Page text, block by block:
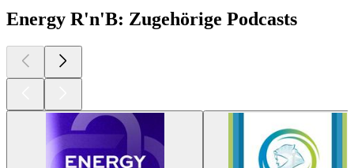
Energy R'n'B: Zugehörige Podcasts